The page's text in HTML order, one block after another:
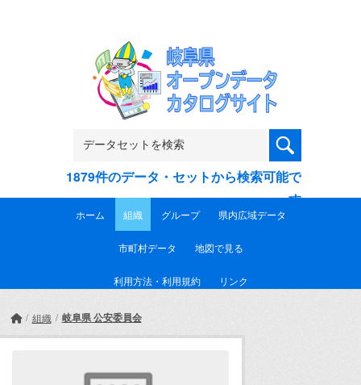
1879件のデータ・セットから検索可能で
す
ホーム 組織 グループ 県内広域データ
市町村データ 地図で見る
利用方法・利用規約 リンク
組織 岐阜県 公安委員会